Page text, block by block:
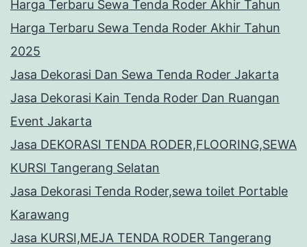
Harga Terbaru Sewa Tenda Roder Akhir Tahun
Harga Terbaru Sewa Tenda Roder Akhir Tahun
2025
Jasa Dekorasi Dan Sewa Tenda Roder Jakarta
Jasa Dekorasi Kain Tenda Roder Dan Ruangan
Event Jakarta
Jasa DEKORASI TENDA RODER,FLOORING,SEWA
KURSI Tangerang Selatan
Jasa Dekorasi Tenda Roder,sewa toilet Portable
Karawang
Jasa KURSI,MEJA TENDA RODER Tangerang